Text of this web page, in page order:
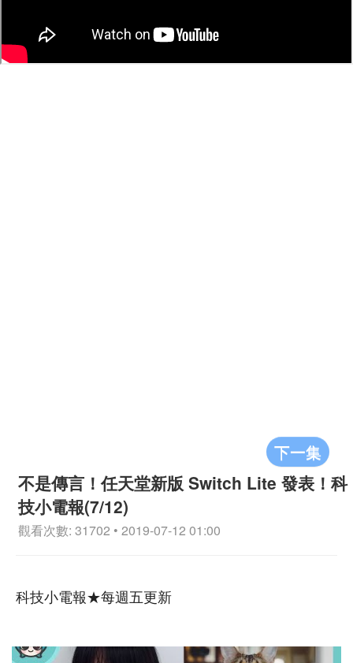
下一集
不是傳言！任天堂新版 Switch Lite 發表！科
技小電報(7/12)
觀看次數: 31702 • 2019-07-12 01:00
科技小電報★每週五更新